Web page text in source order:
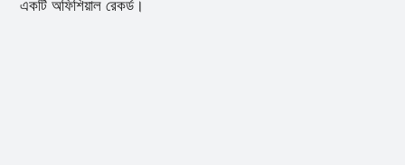
একটি অফিশিয়াল রেকর্ড।